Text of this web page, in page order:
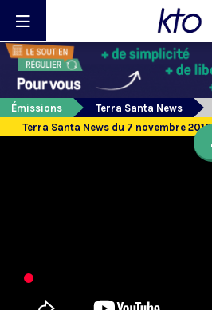
Émissions
Terra Santa News
Terra Santa News du 7 novembre 2016